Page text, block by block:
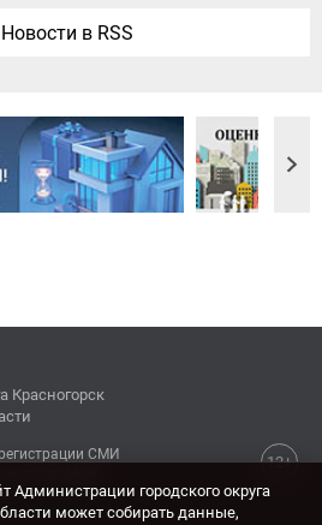
Новости в RSS
Красногорск
12+
СМИ
Администрации городского округа
может собирать данные,